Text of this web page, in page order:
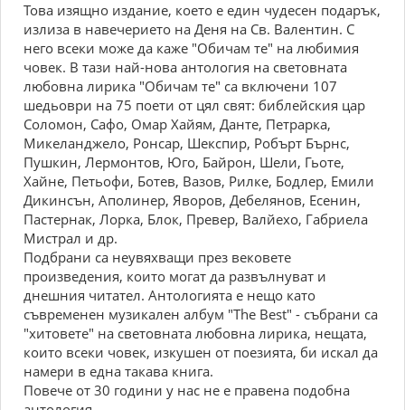
Това изящно издание, което е един чудесен подарък,
излиза в навечерието на Деня на Св. Валентин. С
него всеки може да каже "Обичам те" на любимия
човек. В тази най-нова антология на световната
любовна лирика "Обичам те" са включени 107
шедьоври на 75 поети от цял свят: библейския цар
Соломон, Сафо, Омар Хайям, Данте, Петрарка,
Микеланджело, Ронсар, Шекспир, Робърт Бърнс,
Пушкин, Лермонтов, Юго, Байрон, Шели, Гьоте,
Хайне, Петьофи, Ботев, Вазов, Рилке, Бодлер, Емили
Дикинсън, Аполинер, Яворов, Дебелянов, Есенин,
Пастернак, Лорка, Блок, Превер, Валйехо, Габриела
Мистрал и др.
Подбрани са неувяхващи през вековете
произведения, които могат да развълнуват и
днешния читател. Антологията е нещо като
съвременен музикален албум "The Best" - събрани са
"хитовете" на световната любовна лирика, нещата,
които всеки човек, изкушен от поезията, би искал да
намери в една такава книга.
Повече от 30 години у нас не е правена подобна